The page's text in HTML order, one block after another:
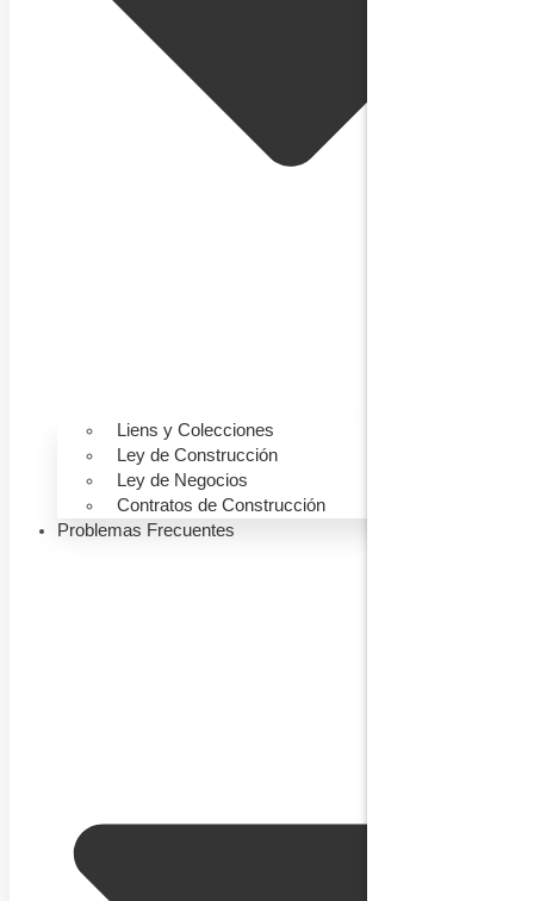
Liens y Colecciones
Ley de Construcción
Ley de Negocios
Contratos de Construcción
Problemas Frecuentes